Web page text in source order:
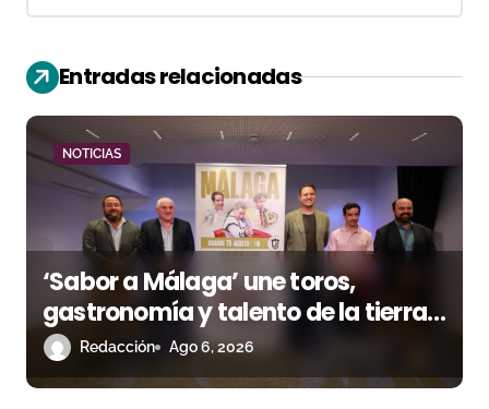
c
i
ó
n
e
e
n
t
Entradas relacionadas
NOTICIAS
‘Sabor a Málaga’ une toros,
gastronomía y talento de la tierra
en La Malagueta
Redacción Ago 6, 2026